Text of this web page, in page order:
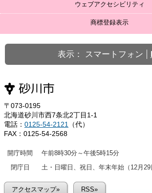
ウェブアクセシビリティ
商標登録表示
表示： スマートフォン
〒073-0195
北海道砂川市西7条北2丁目1-1
電話： 0125-54-2121
（代）
FAX：0125-54-2568
開庁時間
午前8時30分～午後5時15分
閉庁日
土・日曜日、祝日、年末年始（12月29
アクセスマップ» RSS»